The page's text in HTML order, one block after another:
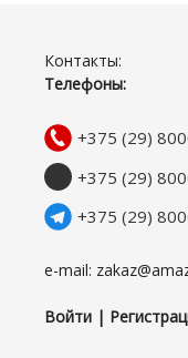
Контакты:
Телефоны:
+375 (29)
+375 (29)
+375 (29)
e-mail:
Войти |